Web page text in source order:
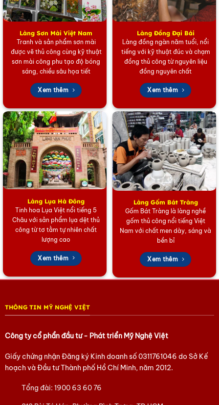
Hộp trang sức sơn mài đồng quê đen trắng
Chất Lượng Thượng Hạng, Bền Bỉ Cùng Thời Gian
Điều làm nên giá trị của
hộp trang sức sơn mài chất
lượng caochính là sự bền bỉ. Sản phẩm được làm từ
cốt gỗ tốt, trải qua nhiều công đoạn phủ sơn ta tự
nhiên, mài và đánh bóng thủ công. Lớp sơn mài nhiều
lớp bảo vệ trang sức khỏi ẩm mốc, trầy xước, đồng
thời đảm bảo bề mặt hộp giữ được độ bóng đẹp, sang
trọng qua nhiều năm sử dụng. Đây là cam kết về chất
lượng và độ bền vượt trội của sản phẩm thủ công
Giá Trị Nghệ Thuật và Ứng Dụng Đa Năng
Mỗi chiếc Hộp trang sức sơn mài đồng quê đen trắng
không chỉ là nơi bảo quản nữ trang an toàn mà còn là
tác phẩm nghệ thuật trưng bày. Nó mang đến nét đẹp
hoài niệm, thanh bình cho bàn trang điểm, tủ sách hay
phòng khách. Với ý nghĩa văn hóa và tính thẩm mỹ
cấp, độc đáo dành cho bạn bè, người thân hoặc đối
tác, đặc biệt là những người yêu thích sự tối giản và
văn hóa truyền thống Việt Nam.
Hãy để di sản Việt làm đẹp không gian của bạn!
Sở hữu ngay chiếcHộp trang sức sơn mài đồng quê
sang trọng và nâng tầm gu thẩm mỹ tinh tế của riêng
bạn.
Làng Sơn Mài Việt Nam
Tranh và sản phẩm sơn mài
được vẽ thủ công cùng kỹ thuật
sơn mài công phu tạo độ bóng
sáng, chiều sâu họa tiết
Xem thêm
Làng Đồng Đại Bái
Làng đồng ngàn năm tuổi, nổi
tiếng với kỹ thuật đúc và chạm
đồng thủ công từ nguyên liệu
đồng nguyên chất
Xem thêm
Làng Lụa Hà Đông
Tinh hoa Lụa Việt nổi tiếng 5
Châu với sản phẩm lụa dệt thủ
công từ tơ tằm tự nhiên chất
lượng cao
Xem thêm
Làng Gốm Bát Tràng
Gốm Bát Tràng là làng nghề
gốm thủ công nổi tiếng Việt
Nam với chất men dày, sáng và
bền bỉ
Xem thêm
THÔNG TIN MỸ NGHỆ VIỆT
Công ty cổ phẩn đầu tư - Phát triển Mỹ Nghệ Việt
Giấy chứng nhận Đăng ký Kinh doanh số0311761046 do Sở Kế
hoạch và Đầu tư Thành phố Hồ Chí Minh, năm 2012.
Tổng đài:1900 63 60 76